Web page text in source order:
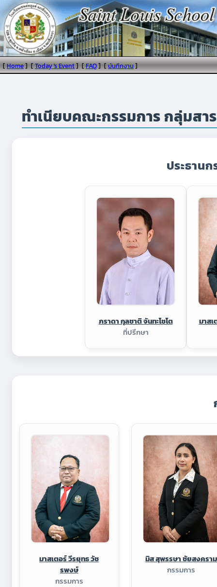
[Home] [Today 's Event] [FAQ] [บันทึกงาน]
ทำเนียบคณะกรรมการ กลุ่มสา
ประธาน
ภราดา กุลชาติ จันทะโชโต
ที่ปรึกษา
มาส
มาสเตอร์ วีรยุทธ วัช
รพงษ์
กรรมการ
มิส สุพรรษา ชัยสงคราม
กรรมการ